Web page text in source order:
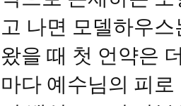
고 나면 모델하우
왔을 때 첫 언약은
마다 예수님의 피